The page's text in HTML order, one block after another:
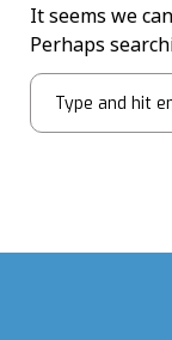
It seems we
Perhaps